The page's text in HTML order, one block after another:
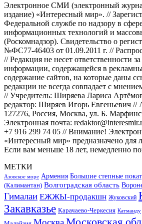
Электронное СМИ (электронный
издание) «Интересный мир». //
Федеральной службе по надзору в
информационных технологий и
(Роскомнадзор). Свидетельство о
№ФС77-46403 от 01.09.2011 г. //
// Редакция не несет ответственности
информации, содержащейся в
содержание сайтов, на которые даны
редакции не всегда совпадает с
// Учредитель: Ширяева Лариса
редактор: Ширяев Игорь Евгеньевич //
127276, Россия, Москва, ул. Б.
Электронная почта:
+7 916 299 74 05 // Внимание!
«Интересный мир» предназначено для
Если вам меньше 18 лет, немедленно
МЕТКИ
Азовское море Армения Большие степные
(Калимантан) Волгоградская область
Гималаи ЕЖЖЫ-продакшн Жуковский
Закавказье Карачаево-Черкесия Катманду